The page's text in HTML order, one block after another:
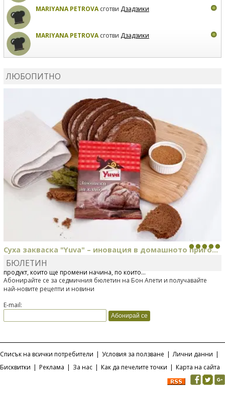
MARIYANA PETROVAсготви Дзадзики
MARIYANA PETROVAсготви Дзадзики
ЛЮБОПИТНО
Суха закваска "Yuva" – иновация в домашното приго...
Отскоро Лесафр България стартира предлагането на изцяло нов
продукт, който ще промени начина, по който...
БЮЛЕТИН
Абонирайте се за седмичния бюлетин на Бон Апети и получавайте
най-новите рецепти и новини
E-mail:
Списък на всички потребители | Условия за ползване | Лични данни |
Бисквитки | Реклама | За нас | Как да печелите точки | Карта на сайта